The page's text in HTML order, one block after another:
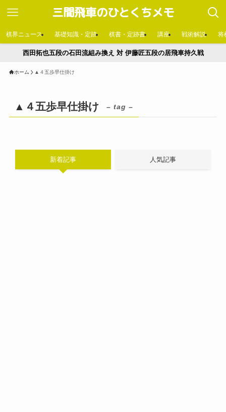
三間飛車のひとくちメモ
棋界ニュース 基礎知識・定跡 棋書・定跡書 講座 戦術解説 将
西田拓也五段の石田流組み換え 対 伊藤匠五段の居飛車持久戦
ホーム ▲４五歩早仕掛け
▲４五歩早仕掛け – tag –
新着記事 人気記事